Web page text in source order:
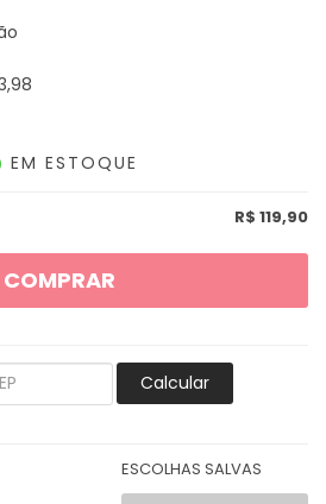
EM ESTOQUE
R$ 119,90
COMPRAR
Calcular
ESCOLHAS SALVAS